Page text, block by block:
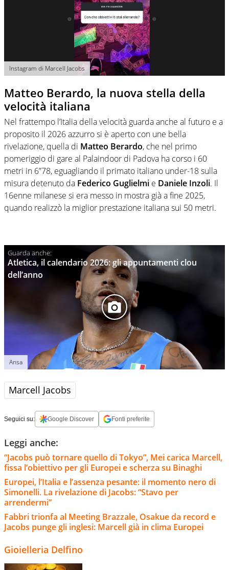
Instagram di Marcell Jacobs
Matteo Berardo, la nuova stella della
velocità italiana
Nel frattempo l’Italia della velocità guarda anche al futuro e a
proposito il 2026 azzurro si è aperto con une bella
rivelazione, quella di Matteo Berardo, che nel primo
pomeriggio di gare al Palaindoor di Padova ha corso i 60
metri in 6”78, eguagliando il primato italiano under-18 sulla
misura detenuto da Federico Guglielmi e Daniele Inzoli. Il
16enne milanese si era messo in mostra già a fine 2025,
quando realizzò la miglior prestazione italiana sui 50 metri.
Atletica, il calendario 2026: gli appuntamenti clou
dell’anno
Ansa
Marcell Jacobs
Seguici su: Google Discover Fonti preferite
Leggi anche:
“Jacobs può tornare quello di Tokyo”, Mei carica Marcell,
fissa l’obiettivo per gli Europei e scherza su Binaghi
Europei, l’Italia e l’assenza pesante: il momento nero di
Simonelli. La rivelazione di Jacobs: “Stavo per
arrendermi”
Fabbri trionfa al Meeting Brazzale, Osakue da record e
Jacobs punge gli inglesi: Marcell già in clima Europei
Gioielleria Delfino